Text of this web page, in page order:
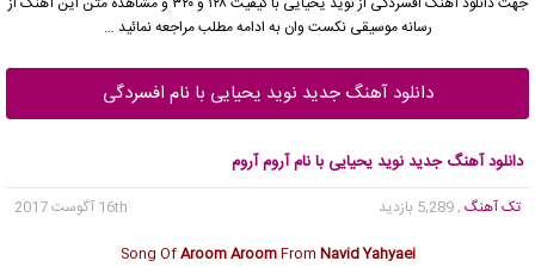
رسانه موسیقی نکست وان به ادامه مطلب مراجعه نمائید …
دانلود آهنگ جدید نوید یحیایی با نام افسردگی
دانلود آهنگ جدید نوید یحیایی با نام آروم آروم
تک آهنگ , 5,289 بازدید
16th آگوست 2017
Song OfAroom AroomFrom Navid Yahyaei